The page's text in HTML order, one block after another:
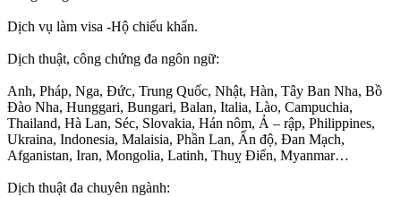
Dịch vụ làm visa -Hộ chiếu khẩn.
Dịch thuật, công chứng đa ngôn ngữ:
Anh, Pháp, Nga, Đức, Trung Quốc, Nhật, Hàn, Tây Ban Nha, Bồ
Đào Nha, Hunggari, Bungari, Balan, Italia, Lào, Campuchia,
Thailand, Hà Lan, Séc, Slovakia, Hán nôm, Ả – rập, Philippines,
Ukraina, Indonesia, Malaisia, Phần Lan, Ấn độ, Đan Mạch,
Afganistan, Iran, Mongolia, Latinh, Thuỵ Điển, Myanmar…
Dịch thuật đa chuyên ngành: